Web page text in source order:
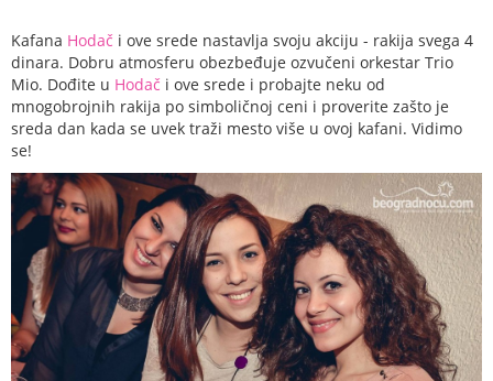
Kafana Hodač i ove srede nastavlja svoju akciju - rakija svega 4
dinara. Dobru atmosferu obezbeđuje ozvučeni orkestar Trio
Mio. Dođite u Hodač i ove srede i probajte neku od
mnogobrojnih rakija po simboličnoj ceni i proverite zašto je
sreda dan kada se uvek traži mesto više u ovoj kafani. Vidimo
se!